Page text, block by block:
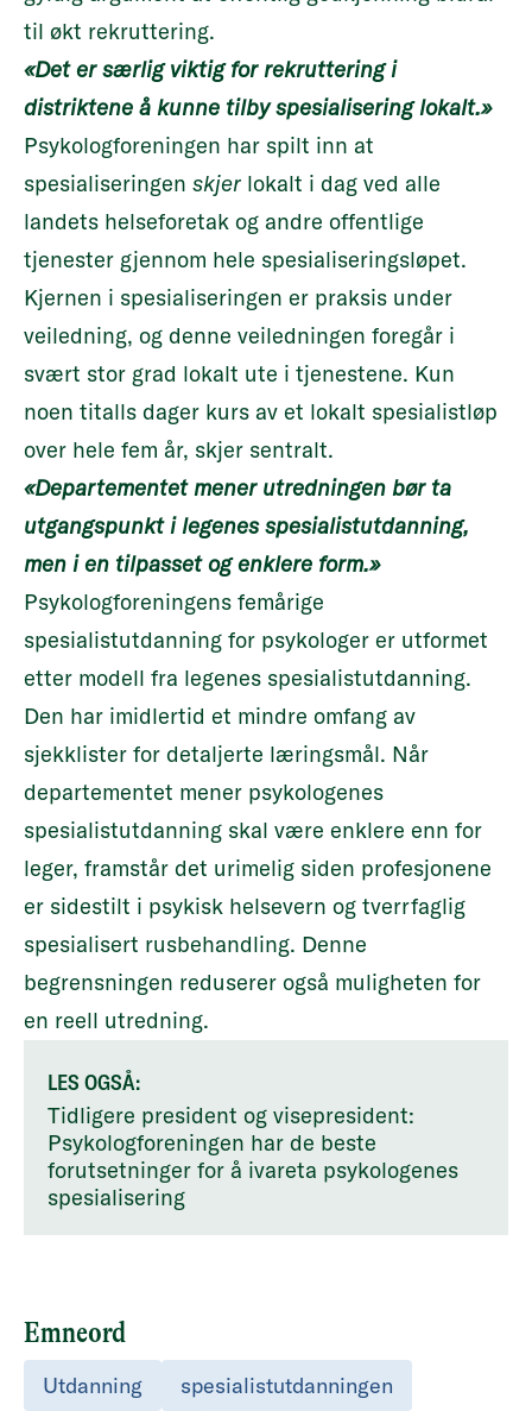
til økt rekruttering.
«Det er særlig viktig for rekruttering i
distriktene å kunne tilby spesialisering lokalt.»
Psykologforeningen har spilt inn at
spesialiseringen skjer lokalt i dag ved alle
landets helseforetak og andre offentlige
tjenester gjennom hele spesialiseringsløpet.
Kjernen i spesialiseringen er praksis under
veiledning, og denne veiledningen foregår i
svært stor grad lokalt ute i tjenestene. Kun
noen titalls dager kurs av et lokalt spesialistløp
over hele fem år, skjer sentralt.
«Departementet mener utredningen bør ta
utgangspunkt i legenes spesialistutdanning,
men i en tilpasset og enklere form.»
Psykologforeningens femårige
spesialistutdanning for psykologer er utformet
etter modell fra legenes spesialistutdanning.
Den har imidlertid et mindre omfang av
sjekklister for detaljerte læringsmål. Når
departementet mener psykologenes
spesialistutdanning skal være enklere enn for
leger, framstår det urimelig siden profesjonene
er sidestilt i psykisk helsevern og tverrfaglig
spesialisert rusbehandling. Denne
begrensningen reduserer også muligheten for
en reell utredning.
LES OGSÅ:
Tidligere president og visepresident:
Psykologforeningen har de beste
forutsetninger for å ivareta psykologenes
spesialisering
Emneord
Utdanning
spesialistutdanningen